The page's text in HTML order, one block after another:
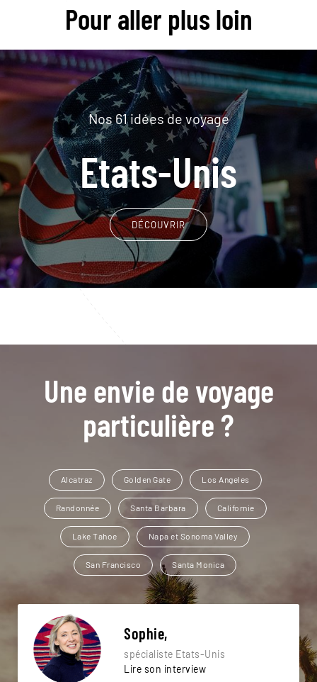
Pour aller plus loin
Nos 61 idées de voyage
Etats-Unis
DÉCOUVRIR
Une envie de voyage
particulière ?
Alcatraz Golden Gate Los Angeles
Randonnée Santa Barbara Californie
Lake Tahoe Napa et Sonoma Valley
San Francisco Santa Monica
Sophie,
spécialiste Etats-Unis
Lire son interview